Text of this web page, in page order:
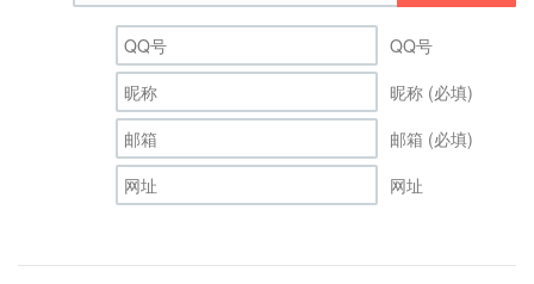
QQ号
昵称 (必填)
邮箱 (必填)
网址